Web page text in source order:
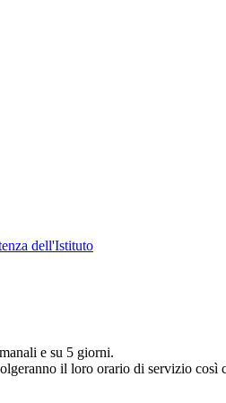
dell'Istituto
e su 5 giorni.
il loro orario di servizio così